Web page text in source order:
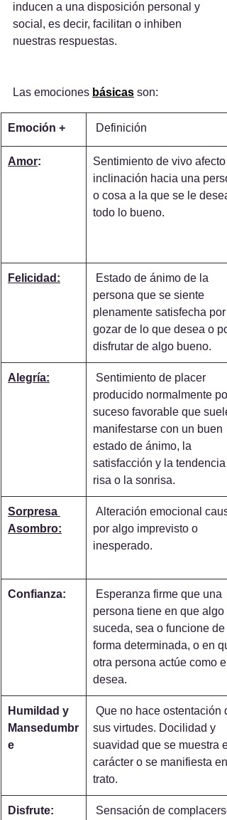
inducen a una disposición personal y
social, es decir, facilitan o inhiben
nuestras respuestas.
Las emociones básicas son:
Emoción + Definición
Amor:
Sentimiento de vivo afecto
inclinación hacia una
o cosa a la que se le desea
todo lo bueno.
Felicidad:
persona que se siente
plenamente satisfecha por
gozar de lo que desea o
disfrutar de algo bueno.
Alegría:
producido normalmente
suceso favorable que
manifestarse con un buen
estado de ánimo, la
satisfacción y la tendencia
risa o la sonrisa.
Sorpresa
Asombro:
por algo imprevisto o
inesperado.
Confianza:
persona tiene en que algo
suceda, sea o funcione de
forma determinada, o en
otra persona actúe como
desea.
Humildad y
Mansedumbr
e
sus virtudes. Docilidad y
suavidad que se muestra
carácter o se manifiesta en
trato.
Disfrute: